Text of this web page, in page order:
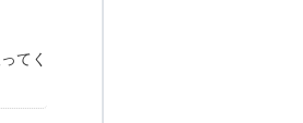
てく